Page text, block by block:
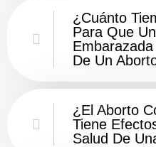
¿Cuánto
Para Que
De Un
¿El Aborto
Tiene
Salud De